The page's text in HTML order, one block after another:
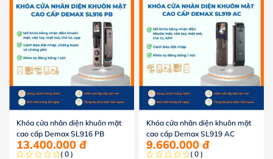
Khóa cửa nhân diện khuôn mặt
cao cấp Demax SL916 PB
13.400.000 đ
( 0 )
Khóa cửa nhân diện khuôn mặt
cao cấp Demax SL919 AC
9.660.000 đ
( 0 )